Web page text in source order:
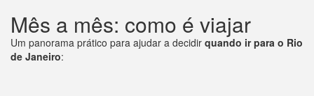
Mês a mês: como é viajar
Um panorama prático para ajudar a decidir quando ir para o Rio
de Janeiro: